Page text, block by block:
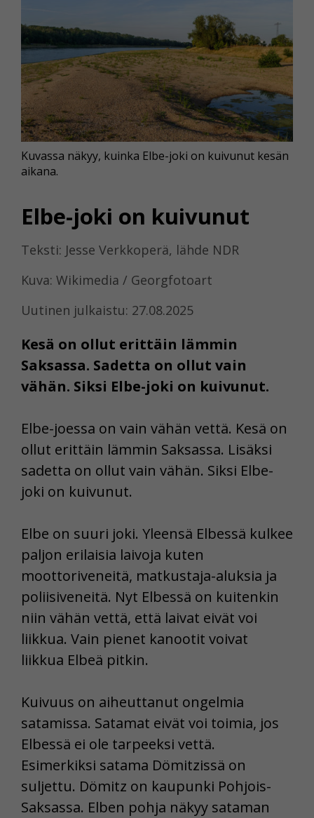
Elbe-joki on kuivunut
Teksti: Jesse Verkkoperä, lähde NDR
Kuva: Wikimedia / Georgfotoart
Uutinen julkaistu: 27.08.2025
Kesä on ollut erittäin lämmin
Saksassa. Sadetta on ollut vain
vähän. Siksi Elbe-joki on kuivunut.
Kuvassa näkyy, kuinka Elbe-joki on kuivunut kesän
aikana.
Elbe-joessa on vain vähän vettä. Kesä on
ollut erittäin lämmin Saksassa. Lisäksi
sadetta on ollut vain vähän. Siksi Elbe-
joki on kuivunut.
Elbe on suuri joki. Yleensä Elbessä kulkee
paljon erilaisia laivoja kuten
moottoriveneitä, matkustaja-aluksia ja
poliisiveneitä. Nyt Elbessä on kuitenkin
niin vähän vettä, että laivat eivät voi
liikkua. Vain pienet kanootit voivat
liikkua Elbeä pitkin.
Kuivuus on aiheuttanut ongelmia
satamissa. Satamat eivät voi toimia, jos
Elbessä ei ole tarpeeksi vettä.
Esimerkiksi satama Dömitzissä on
suljettu. Dömitz on kaupunki Pohjois-
Saksassa. Elben pohja näkyy sataman